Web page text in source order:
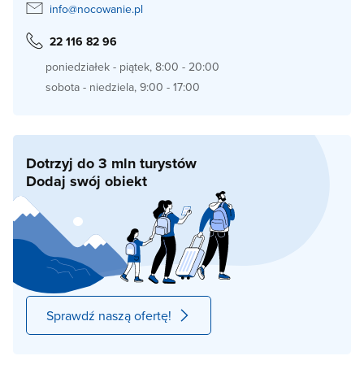
info@nocowanie.pl
22 116 82 96
poniedziałek - piątek, 8:00 - 20:00
sobota - niedziela, 9:00 - 17:00
Dotrzyj do 3 mln turystów
Dodaj swój obiekt
Sprawdź naszą ofertę!